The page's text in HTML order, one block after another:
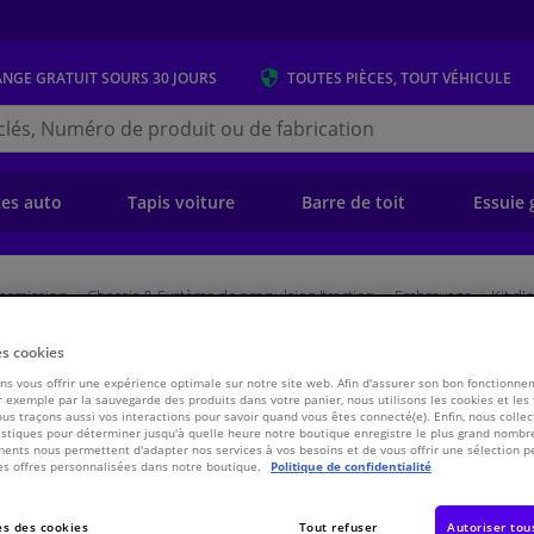
GRATUITSOURS 30 JOURS TOUTES PIÈCES, TOUT VÉHICULE
auto Tapis voiture Barre de toit Essuie
Chassis & Système de propulsion/traction Embrayage Kit
Blue Print
€ 193,87
cookies
vous offrir une expérience optimale sur notre site web. Afin d'assurer son bon
exemple par la sauvegarde des produits dans votre panier, nous utilisons les cookies et les
traçons aussi vos interactions pour savoir quand vous êtes connecté(e). Enfin, nous
pour déterminer jusqu'à quelle heure notre boutique enregistre le plus grand
nous permettent d'adapter nos services à vos besoins et de vous offrir une sélection
offres personnalisées dans notre boutique.
Politique de confidentialité
des cookies Tout refuser Autoriser